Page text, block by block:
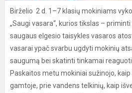
Birželio 2 d. 1–7 klasių mokiniams
„Saugi vasara“, kurios tikslas –
saugaus elgesio taisykles vasaros
vasarai ypač svarbu ugdyti mokinių
saugumą bei skatinti tinkamai
Paskaitos metu mokiniai sužinojo,
gamtoje, prie vandens telkinių, kaip